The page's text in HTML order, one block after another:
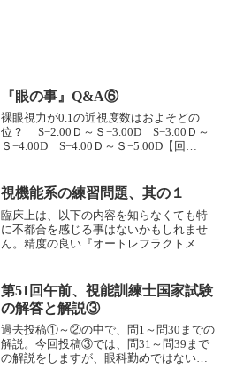
『眼の事』Q&A⑥
裸眼視力が0.1の近視度数はおよそどの
位？ S−2.00Ｄ～Ｓ−3.00D S−3.00Ｄ～
Ｓ−4.00D S−4.00Ｄ～Ｓ−5.00D【回
に、視力を0.1位から徐々に視力を出して
いきますが、その際に雲霧度数の目安と
して、オートレフラクトメーターで測定
した等価球面度数にS+2.50D位を付加しま
す。そうすると、視力が大体0.1になりま
1.5mm 3mm【回答】 ３【解説】 回
答１は視力1.5であり、回答２は視力1.0と
なります。室内では...
視機能系の練習問題、其の１
臨床上は、以下の内容を知らなくても特
に不都合を感じる事はないかもしれませ
ん。精度の良い『オートレフラクトメー
に簡単にできてしまいます。ただ、この
まま『考えて理解する事なく、そのまま
測定するだけ』で良いのでしょうか。必
要ないと思える事も、いざ理解できる
と、そこで初めて大切さを知るもので
す。【問1】角膜と水晶体の屈折力、眼軸
第51回午前、視能訓練士国家試験
の解答と解説③
過去投稿①～②の中で、問1～問30までの
解説。今回投稿③では、問31～問39まで
の解説をしますが、眼科勤めではない眼